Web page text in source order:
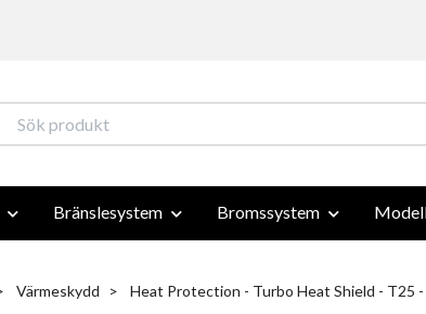
Bränslesystem Bromssystem
Värmeskydd Heat Protection - Turbo Heat Shield - T25